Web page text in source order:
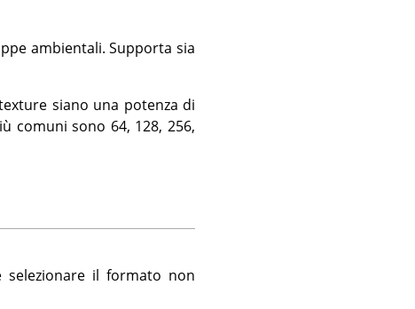
ambientali. Supporta sia
siano una potenza di
comuni sono 64, 128, 256,
selezionare il formato non